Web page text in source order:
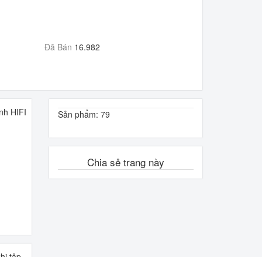
Đã Bán 16.982
HIFI Sản phẩm: 79
Chia sẻ trang này